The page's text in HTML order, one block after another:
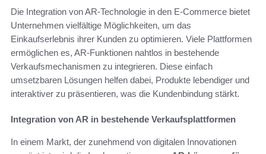
Die Integration von AR-Technologie in den E-Commerce bietet
Unternehmen vielfältige Möglichkeiten, um das
Einkaufserlebnis ihrer Kunden zu optimieren. Viele Plattformen
ermöglichen es, AR-Funktionen nahtlos in bestehende
Verkaufsmechanismen zu integrieren. Diese einfach
umsetzbaren Lösungen helfen dabei, Produkte lebendiger und
interaktiver zu präsentieren, was die Kundenbindung stärkt.
Integration von AR in bestehende Verkaufsplattformen
In einem Markt, der zunehmend von digitalen Innovationen